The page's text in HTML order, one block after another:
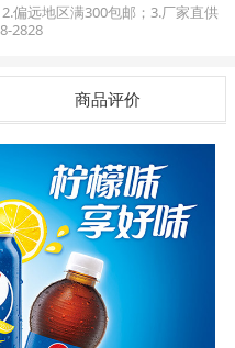
偏远地区满300包邮；3.厂家直供
2828
商品评价